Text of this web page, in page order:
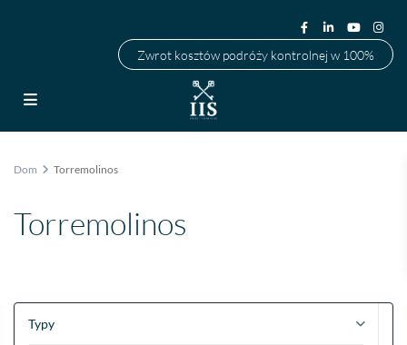
Zwrot kosztów podróży kontrolnej w 100%
Dom Torremolinos
Torremolinos
Typy